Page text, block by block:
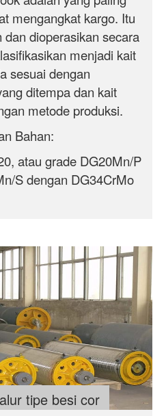
mengangkat kargo. Itu
dioperasikan secara
menjadi kait
sesuai dengan
ditempa dan kait
metode produksi.
Bahan:
atau grade DG20Mn/P
S dengan DG34CrMo
tipe besi cor